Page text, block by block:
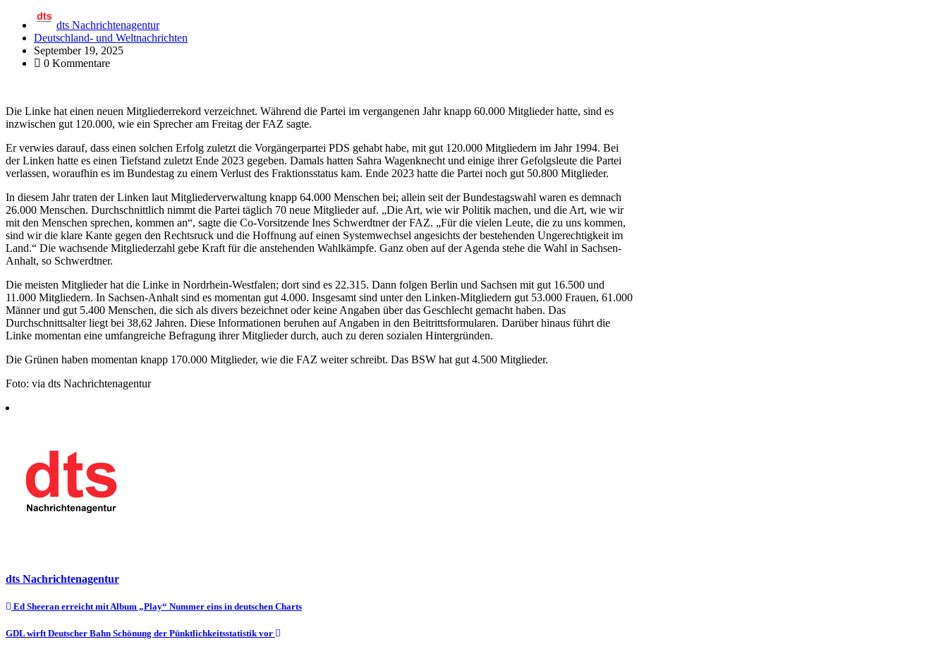
dts Nachrichtenagentur
Deutschland- und Weltnachrichten
September 19, 2025
0 Kommentare
Die Linke hat einen neuen Mitgliederrekord verzeichnet. Während die Partei im vergangenen Jahr knapp 60.000 Mitglieder hatte, sind es
inzwischen gut 120.000, wie ein Sprecher am Freitag der FAZ sagte.
Er verwies darauf, dass einen solchen Erfolg zuletzt die Vorgängerpartei PDS gehabt habe, mit gut 120.000 Mitgliedern im Jahr 1994. Bei
der Linken hatte es einen Tiefstand zuletzt Ende 2023 gegeben. Damals hatten Sahra Wagenknecht und einige ihrer Gefolgsleute die Partei
verlassen, woraufhin es im Bundestag zu einem Verlust des Fraktionsstatus kam. Ende 2023 hatte die Partei noch gut 50.800 Mitglieder.
In diesem Jahr traten der Linken laut Mitgliederverwaltung knapp 64.000 Menschen bei; allein seit der Bundestagswahl waren es demnach
26.000 Menschen. Durchschnittlich nimmt die Partei täglich 70 neue Mitglieder auf. „Die Art, wie wir Politik machen, und die Art, wie wir
mit den Menschen sprechen, kommen an“, sagte die Co-Vorsitzende Ines Schwerdtner der FAZ. „Für die vielen Leute, die zu uns kommen,
sind wir die klare Kante gegen den Rechtsruck und die Hoffnung auf einen Systemwechsel angesichts der bestehenden Ungerechtigkeit im
Land.“ Die wachsende Mitgliederzahl gebe Kraft für die anstehenden Wahlkämpfe. Ganz oben auf der Agenda stehe die Wahl in Sachsen-
Anhalt, so Schwerdtner.
Die meisten Mitglieder hat die Linke in Nordrhein-Westfalen; dort sind es 22.315. Dann folgen Berlin und Sachsen mit gut 16.500 und
11.000 Mitgliedern. In Sachsen-Anhalt sind es momentan gut 4.000. Insgesamt sind unter den Linken-Mitgliedern gut 53.000 Frauen, 61.000
Männer und gut 5.400 Menschen, die sich als divers bezeichnet oder keine Angaben über das Geschlecht gemacht haben. Das
Durchschnittsalter liegt bei 38,62 Jahren. Diese Informationen beruhen auf Angaben in den Beitrittsformularen. Darüber hinaus führt die
Linke momentan eine umfangreiche Befragung ihrer Mitglieder durch, auch zu deren sozialen Hintergründen.
Die Grünen haben momentan knapp 170.000 Mitglieder, wie die FAZ weiter schreibt. Das BSW hat gut 4.500 Mitglieder.
Foto: via dts Nachrichtenagentur
dts Nachrichtenagentur
Beitragsnavigation
Ed Sheeran erreicht mit Album „Play“ Nummer eins in deutschen Charts
GDL wirft Deutscher Bahn Schönung der Pünktlichkeitsstatistik vor